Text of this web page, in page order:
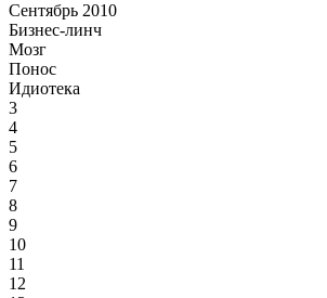
Сентябрь 2010
Бизнес-линч
Мозг
Понос
Идиотека
3
4
5
6
7
8
9
10
11
12